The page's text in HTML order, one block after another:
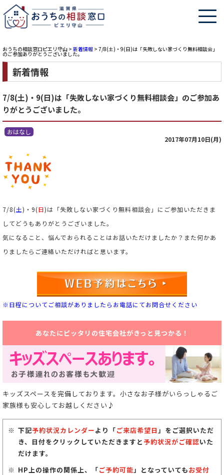
おうちの相談窓口ピエリ守山 > 新着情報 > 7/8(土)・9(日)は「失敗しない家づくり無料相談会」
のご参加ありがとうございました。
新着情報
7/8(土)・9(日)は「失敗しない家づくり無料相談会」のご参加あ
りがとうございました。
おはなし
2017年07月10日(月)
7/8(土)・9(日)は「失敗しない家づくり無料相談会」にご参加いただきま
してどうもありがとうございました。
気になること、悩んでおられることはお話いただけましたか？また何かあ
りましたらご連絡いただければと思います。
※日程についてご相談がありましたらお電話にてお問合せください
あなたにピッタリの住宅会社がきっと見つかる！
キッズスペースを完備しております。小さなお子様がいらっしゃるご
家族様も安心してお越しください♪
下記予約状況カレンダーより「ご来店希望日 」をご選択いただ
き、日付をクリックしていただきますと予約状況がご確認いた
だけます。
HP上の操作の関係上、「ご予約可能 」となっていてもお受付